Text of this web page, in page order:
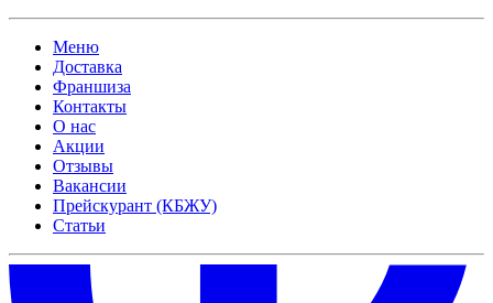
Меню
Доставка
Франшиза
Контакты
О нас
Акции
Отзывы
Вакансии
Прейскурант (КБЖУ)
Статьи